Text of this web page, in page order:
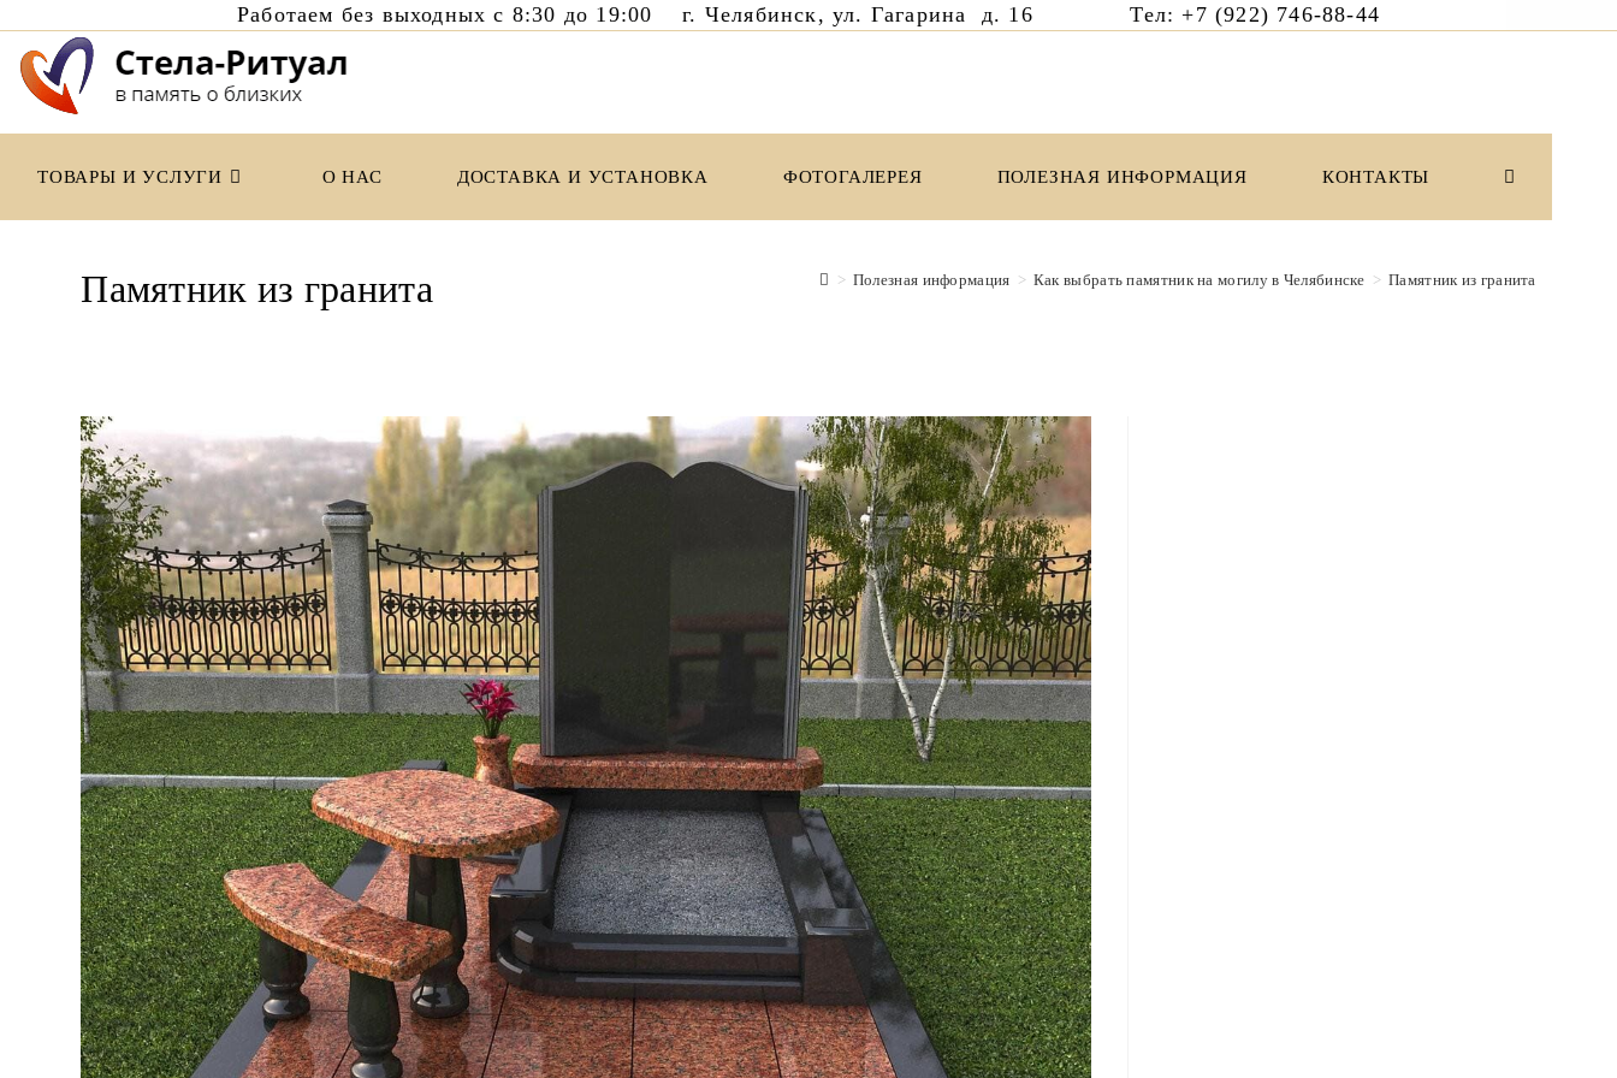
содержимому
Работаем без выходных с 8:30 до 19:00 г. Челябинск, ул. Гагарина д. 16 Тел: +7 (922) 746-88-44
ТОВАРЫ И УСЛУГИ О НАС ДОСТАВКА И УСТАНОВКА ФОТОГАЛЕРЕЯ ПОЛЕЗНАЯ ИНФОРМАЦИЯ КОНТАКТЫ
Памятник из гранита > Полезная информация > Как выбрать памятник на могилу в Челябинске > Памятник из гранита